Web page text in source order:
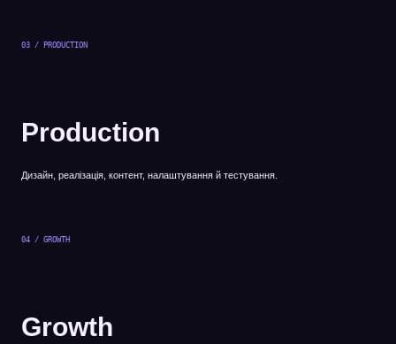
03 / PRODUCTION
Production
Дизайн, реалізація, контент, налаштування й тестування.
04 / GROWTH
Growth